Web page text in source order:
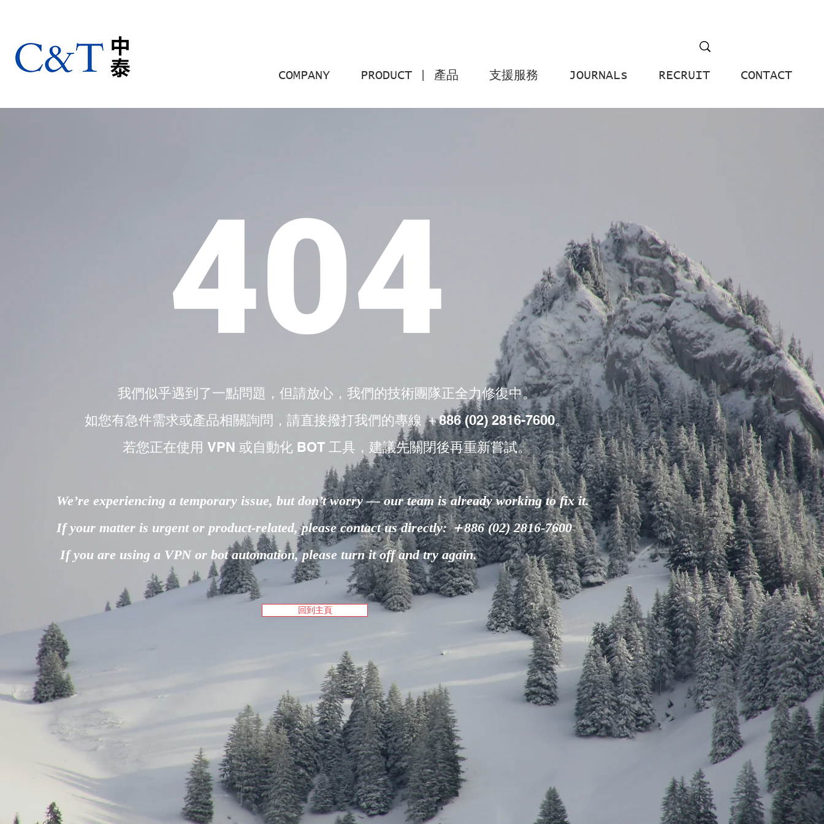
COMPANY PRODUCT | 產品 支援服務 JOURNALs RECRUIT CONTACT
404
我們似乎遇到了一點問題，但請放心，我們的技術團隊正全力修復中。
如您有急件需求或產品相關詢問，請直接撥打我們的專線 ＋886 (02) 2816-7600。
若您正在使用 VPN 或自動化 BOT 工具，建議先關閉後再重新嘗試。
We’re experiencing a temporary issue, but don’t worry — our team is already working to fix it.
If your matter is urgent or product-related, please contact us directly: ＋886 (02) 2816-7600
If you are using a VPN or bot automation, please turn it off and try again.
回到主頁